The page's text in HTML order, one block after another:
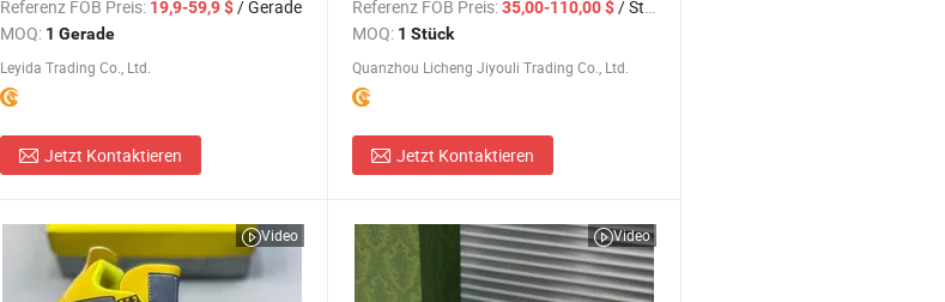
Damen Schuhe Preis
Referenz FOB Preis: 19,9-59,9 $/ Gerade
MOQ: 1 Gerade
Leyida Trading Co., Ltd.
Jetzt Kontaktieren
Basketballschuhe Preis
Referenz FOB Preis:35,00-110,00 $/ Stück
MOQ: 1 Stück
Quanzhou Licheng Jiyouli Trading Co., Ltd.
Jetzt Kontaktieren
Video Video